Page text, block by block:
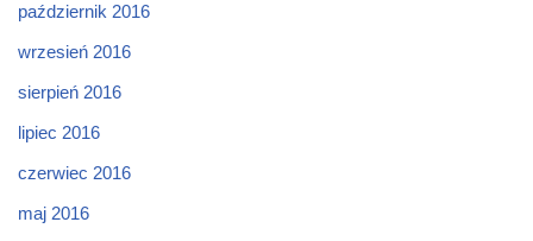
październik 2016
wrzesień 2016
sierpień 2016
lipiec 2016
czerwiec 2016
maj 2016